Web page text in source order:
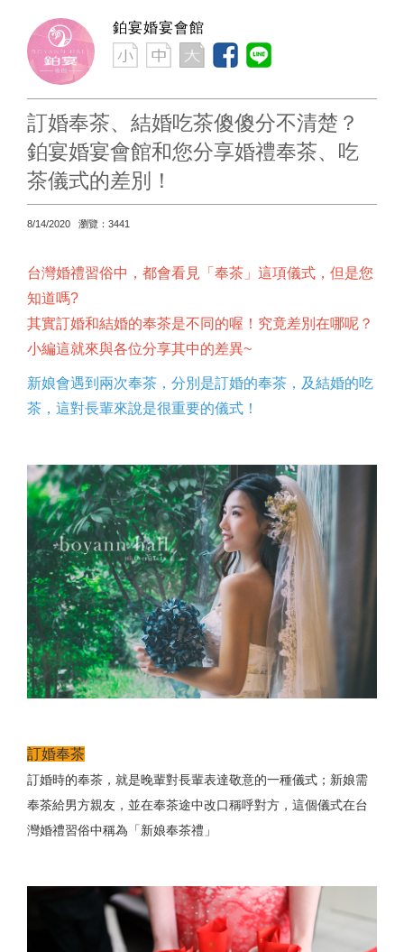
鉑宴婚宴會館
訂婚奉茶、結婚吃茶傻傻分不清楚？
鉑宴婚宴會館和您分享婚禮奉茶、吃
茶儀式的差別！
8/14/2020 瀏覽：3441
台灣婚禮習俗中，都會看見「奉茶」這項儀式，但是您
知道嗎?
其實訂婚和結婚的奉茶是不同的喔！究竟差別在哪呢？
小編這就來與各位分享其中的差異~
新娘會遇到兩次奉茶，分別是訂婚的奉茶，及結婚的吃
茶，這對長輩來說是很重要的儀式！
訂婚奉茶
訂婚時的奉茶，就是晚輩對長輩表達敬意的一種儀式；新娘需
奉茶給男方親友，並在奉茶途中改口稱呼對方，這個儀式在台
灣婚禮習俗中稱為「新娘奉茶禮」